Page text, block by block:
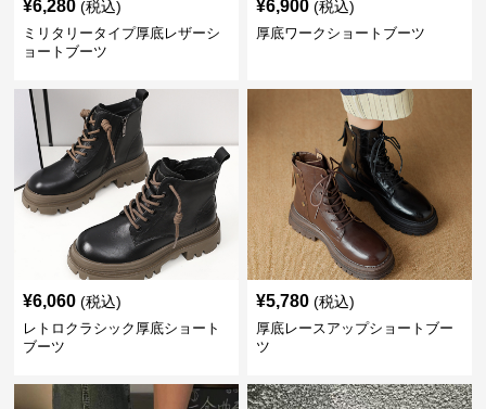
¥6,280 (税込)
ミリタリータイプ厚底レザーシ
ョートブーツ
¥6,900 (税込)
厚底ワークショートブーツ
¥6,060 (税込)
レトロクラシック厚底ショート
ブーツ
¥5,780 (税込)
厚底レースアップショートブー
ツ